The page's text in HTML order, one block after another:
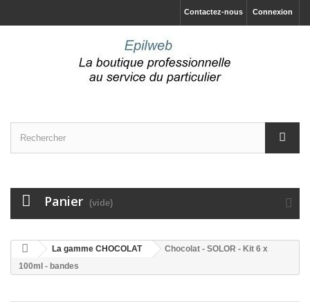
Connexion
Contactez-nous
Panier (vide)
La gamme CHOCOLAT
Chocolat - SOLOR - Kit 6 x
100ml - bandes